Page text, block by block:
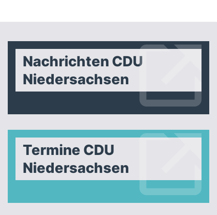
Nachrichten CDU
Niedersachsen
Termine CDU
Niedersachsen